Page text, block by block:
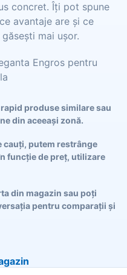
concret. Îți pot spune
avantaje are și ce
mai ușor.
Engros pentru
produse similare sau
din aceeași zonă.
cauți, putem restrânge
funcție de preț, utilizare
din magazin sau poți
pentru comparații și